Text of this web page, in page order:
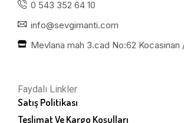
0 543 352 64 10
info@sevgimanti.com
Mevlana mah 3.cad No:62 Kocasinan
Faydalı Linkler
Satış Politikası
Teslimat Ve Kargo Koşulları